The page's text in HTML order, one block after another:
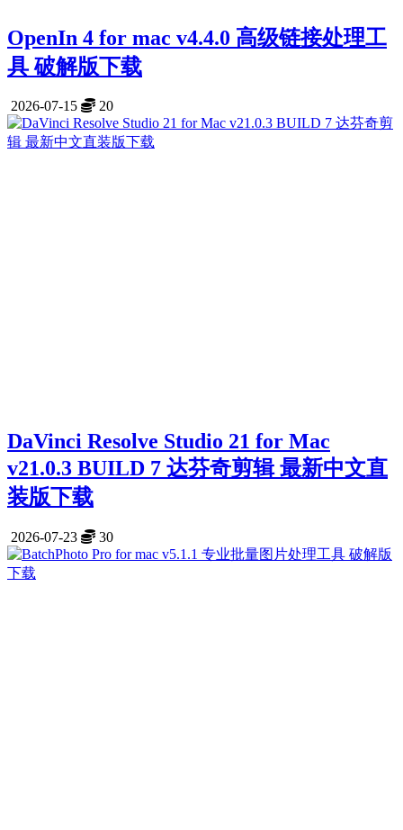
OpenIn 4 for mac v4.4.0 高级链接处理工
具 破解版下载
2026-07-15 20
DaVinci Resolve Studio 21 for Mac
v21.0.3 BUILD 7 达芬奇剪辑 最新中文直
装版下载
2026-07-23 30